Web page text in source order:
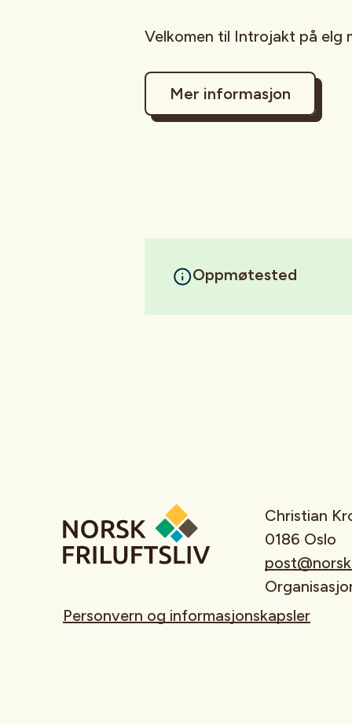
Velkomen til Introjakt på elg
Mer informasjon
Oppmøtested
Christian
0186 Oslo
Personvern og informasjonskapsler